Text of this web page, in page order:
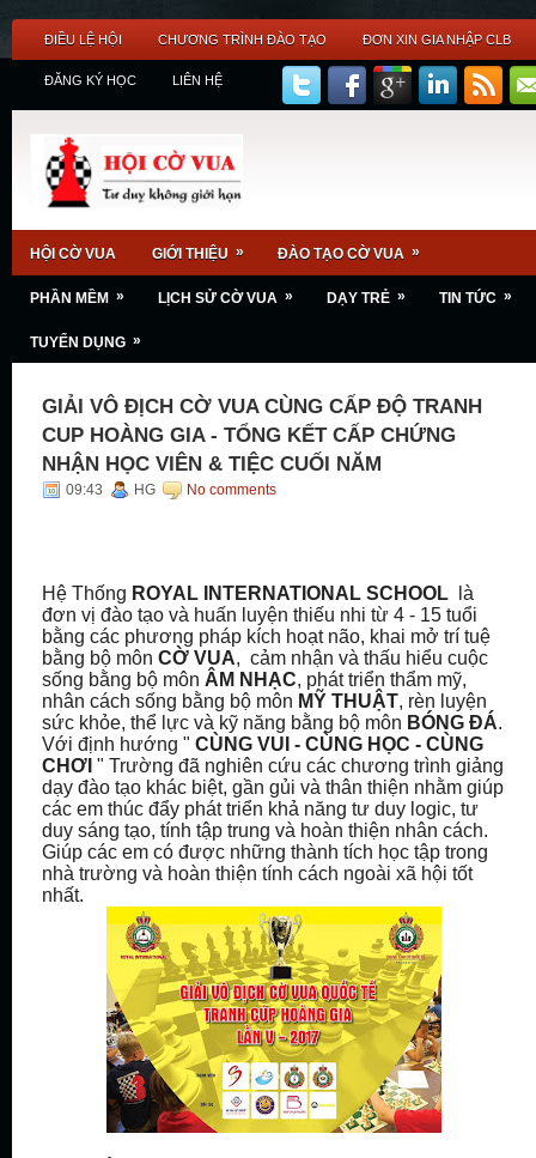
ĐIỀU LỆ HỘI CHƯƠNG TRÌNH ĐÀO TẠO ĐƠN XIN GIA NHẬP CLB
ĐĂNG KÝ HỌC LIÊN HỆ
HỘI CỜ VUA GIỚI THIỆU » ĐÀO TẠO CỜ VUA »
PHẦN MỀM » LỊCH SỬ CỜ VUA » DẠY TRẺ » TIN TỨC »
TUYỂN DỤNG »
GIẢI VÔ ĐỊCH CỜ VUA CÙNG CẤP ĐỘ TRANH
CUP HOÀNG GIA - TỔNG KẾT CẤP CHỨNG
NHẬN HỌC VIÊN & TIỆC CUỐI NĂM
09:43 HG No comments
Hệ Thống ROYAL INTERNATIONAL SCHOOL
là
đơn vị đào tạo và huấn luyện thiếu nhi từ 4 - 15 tuổi
bằng các phương pháp kích hoạt não, khai mở trí tuệ
bằng bộ môn CỜ VUA, cảm nhận và thấu hiểu cuộc
sống bằng bộ môn ÂM NHẠC, phát triển thẩm mỹ,
nhân cách sống bằng bộ môn MỸ THUẬT, rèn luyện
sức khỏe, thể lực và kỹ năng bằng bộ môn BÓNG ĐÁ.
Với định hướng " CÙNG VUI - CÙNG HỌC - CÙNG
CHƠI " Trường đã nghiên cứu các chương trình giảng
dạy đào tạo khác biệt, gần gủi và thân thiện nhằm giúp
các em thúc đẩy phát triển khả năng tư duy logic, tư
duy sáng tạo, tính tập trung và hoàn thiện nhân cách.
Giúp các em có được những thành tích học tập trong
nhà trường và hoàn thiện tính cách ngoài xã hội tốt
nhất.